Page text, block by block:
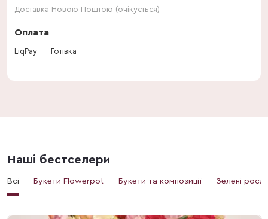
Доставка Новою Поштою (очікується)
Оплата
LiqPay Готівка
Наші бестселери
Всі Букети Flowerpot Букети та композиції Зелені